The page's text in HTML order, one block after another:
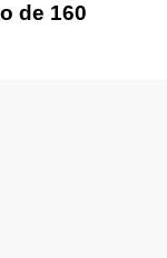
de 160